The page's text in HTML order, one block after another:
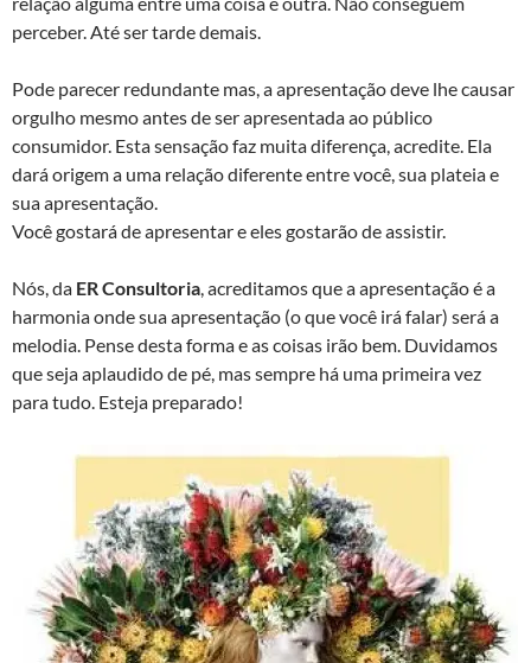
perceber. Até ser tarde demais.
Pode parecer redundante mas, a apresentação deve lhe causar
orgulho mesmo antes de ser apresentada ao público
consumidor. Esta sensação faz muita diferença, acredite. Ela
dará origem a uma relação diferente entre você, sua plateia e
sua apresentação.
Você gostará de apresentar e eles gostarão de assistir.
Nós, da ER Consultoria , acreditamos que a apresentação é a
harmonia onde sua apresentação (o que você irá falar) será a
melodia. Pense desta forma e as coisas irão bem. Duvidamos
que seja aplaudido de pé, mas sempre há uma primeira vez
para tudo. Esteja preparado!